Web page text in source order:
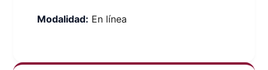
Modalidad: En línea